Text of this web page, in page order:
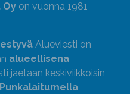
Oy on vuonna 1981
Alueviesti on
alueellisena
jaetaan keskiviikkoisin
Punkalaitumella,